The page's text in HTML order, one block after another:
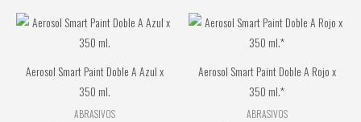
Aerosol Smart Paint Doble A Azul x
350 ml.
ABRASIVOS
Aerosol Smart Paint Doble A Rojo x
350 ml.*
ABRASIVOS